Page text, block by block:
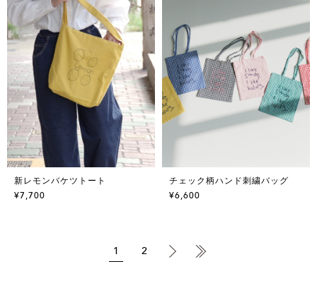
新レモンバケツトート
¥7,700
チェック柄ハンド刺繍バッグ
¥6,600
1 2